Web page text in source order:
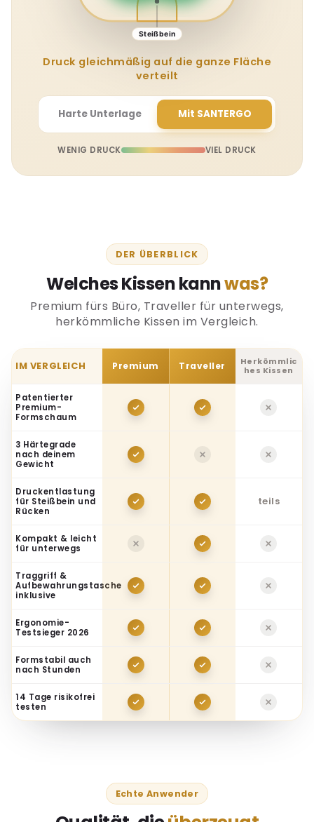
Steißbein
Druck konzentriert auf Steißbein & Sitzbein
Harte Unterlage Mit SANTERGO
WENIG DRUCK VIEL DRUCK
Welches Kissen kann
Premium fürs Büro, Traveller für unterwegs,
herkömmliche Kissen im Vergleich.
IM VERGLEICH Premium Traveller
Herkömmlic
hes Kissen
Premium-
Formschaum
nach deinem
Gewicht
für Steißbein und
Rücken
für unterwegs
Aufbewahrungstasche
inklusive
Testsieger 2026
nach Stunden
testen
Qualität, dieüberzeugt